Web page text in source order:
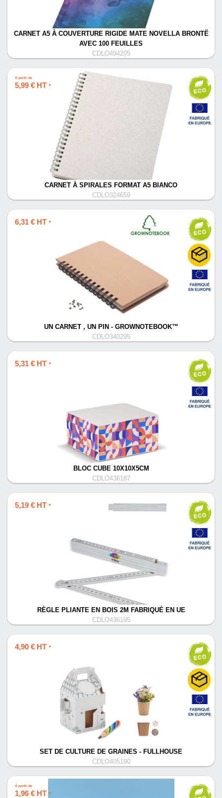
CARNET A5 À COUVERTURE RIGIDE MATE NOVELLA BRONTË
AVEC 100 FEUILLES
CDLO494205
À partir de
5,99 € HT *
CARNET À SPIRALES FORMAT A5 BIANCO
CDLO324659
6,31 € HT *
UN CARNET , UN PIN - GROWNOTEBOOK™
CDLO340295
5,31 € HT *
BLOC CUBE 10X10X5CM
CDLO436187
5,19 € HT *
RÈGLE PLIANTE EN BOIS 2M FABRIQUÉ EN UE
CDLO436195
4,90 € HT *
SET DE CULTURE DE GRAINES - FULLHOUSE
CDLO405190
À partir de
1,96 € HT *